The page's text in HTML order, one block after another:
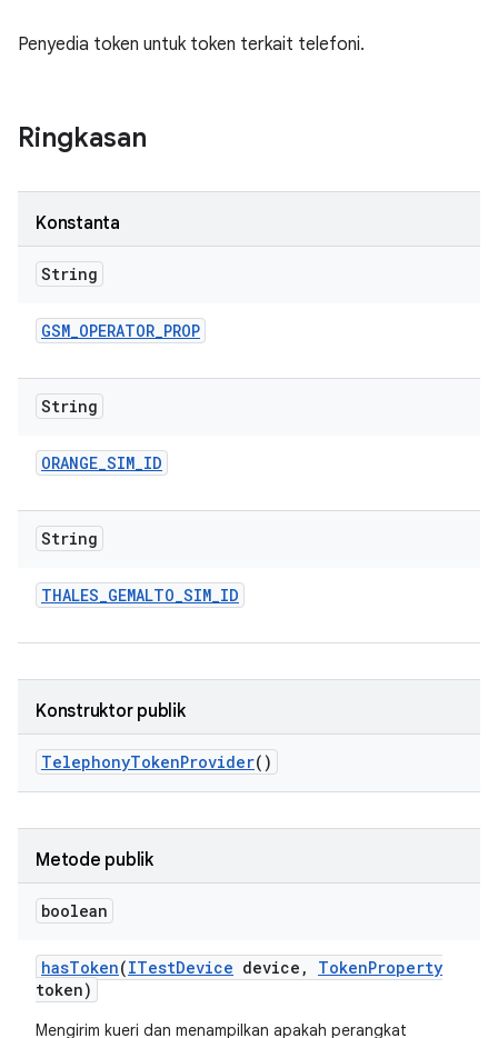
Penyedia token untuk token terkait telefoni.
Ringkasan
Konstanta
String
GSM_OPERATOR_PROP
String
ORANGE_SIM_ID
String
THALES_GEMALTO_SIM_ID
Konstruktor publik
TelephonyTokenProvider()
Metode publik
boolean
hasToken(ITestDevice device , TokenProperty
token)
Mengirim kueri dan menampilkan apakah perangkat